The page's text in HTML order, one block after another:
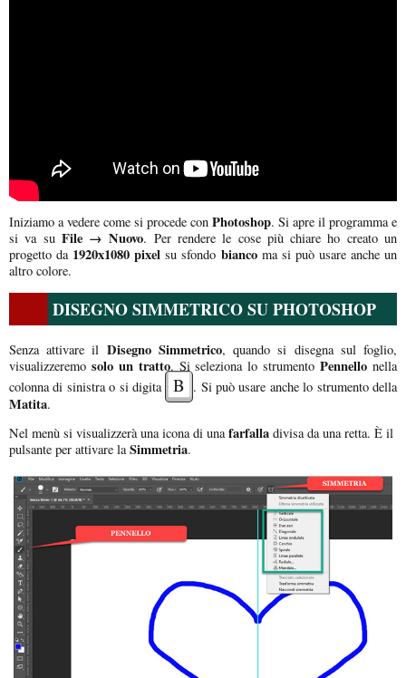
Iniziamo a vedere come si procede con Photoshop. Si apre il programma e
si va su File → Nuovo. Per rendere le cose più chiare ho creato un
progetto da 1920x1080 pixel su sfondo biancoma si può usare anche un
altro colore.
DISEGNO SIMMETRICO SU PHOTOSHOP
Senza attivare il Disegno Simmetrico, quando si disegna sul foglio,
visualizzeremo solo un tratto. Si seleziona lo strumentoPennello nella
colonna di sinistra o si digita
B . Si può usare anche lo strumento della
Matita.
Nel menù si visualizzerà una icona di unafarfalla divisa da una retta. È il
pulsante per attivare laSimmetria.